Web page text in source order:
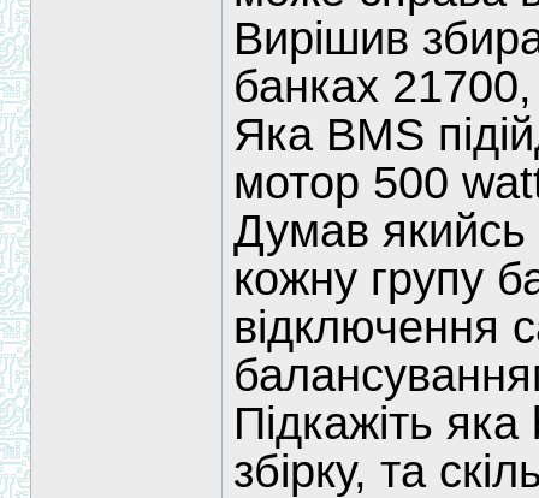
Вирішив
банках
Яка BMS
мотор 500
Думав
кожну групу
відключення
Підкажіть
збірку, та